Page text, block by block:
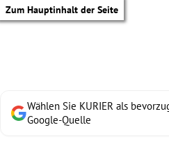
Zum Hauptinhalt der Seite
Wählen Sie KURIER als
Google-Quelle